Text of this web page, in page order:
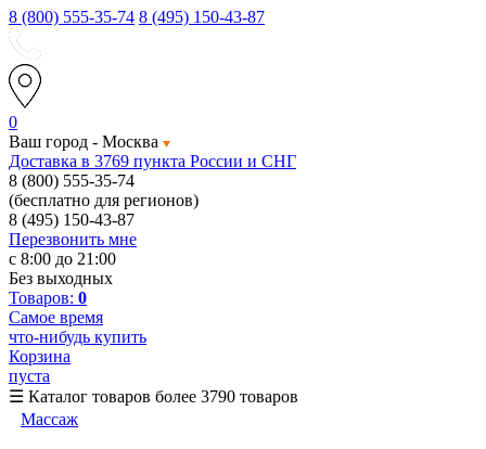
8 (800) 555-35-74 8 (495) 150-43-87
0
Ваш город - Москва
Доставка в 3769 пункта России и СНГ
8 (800) 555-35-74
(бесплатно для регионов)
8 (495) 150-43-87
Перезвонить мне
с 8:00 до 21:00
Без выходных
Товаров: 0
Самое время
что-нибудь купить
Корзина
пуста
☰ Каталог товаров более 3790 товаров
Массаж